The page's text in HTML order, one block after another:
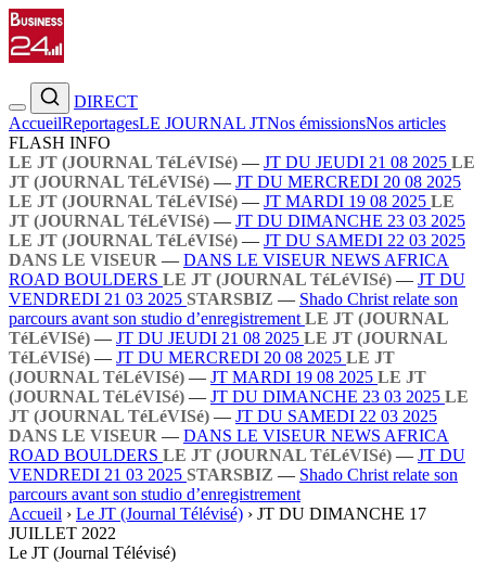
DIRECT
AccueilReportagesLE JOURNAL JTNos émissionsNos articles
FLASH INFO
LE JT (JOURNAL TéLéVISé) — JT DU JEUDI 21 08 2025 LE
JT (JOURNAL TéLéVISé) — JT DU MERCREDI 20 08 2025
LE JT (JOURNAL TéLéVISé) — JT MARDI 19 08 2025 LE
JT (JOURNAL TéLéVISé) — JT DU DIMANCHE 23 03 2025
LE JT (JOURNAL TéLéVISé) — JT DU SAMEDI 22 03 2025
DANS LE VISEUR — DANS LE VISEUR NEWS AFRICA
ROAD BOULDERS LE JT (JOURNAL TéLéVISé) — JT DU
VENDREDI 21 03 2025 STARSBIZ — Shado Christ relate son
parcours avant son studio d’enregistrement LE JT (JOURNAL
TéLéVISé) — JT DU JEUDI 21 08 2025 LE JT (JOURNAL
TéLéVISé) — JT DU MERCREDI 20 08 2025 LE JT
(JOURNAL TéLéVISé) — JT MARDI 19 08 2025 LE JT
(JOURNAL TéLéVISé) — JT DU DIMANCHE 23 03 2025 LE
JT (JOURNAL TéLéVISé) — JT DU SAMEDI 22 03 2025
DANS LE VISEUR — DANS LE VISEUR NEWS AFRICA
ROAD BOULDERS LE JT (JOURNAL TéLéVISé) — JT DU
VENDREDI 21 03 2025 STARSBIZ — Shado Christ relate son
parcours avant son studio d’enregistrement
Accueil › Le JT (Journal Télévisé) › JT DU DIMANCHE 17
JUILLET 2022
Le JT (Journal Télévisé)